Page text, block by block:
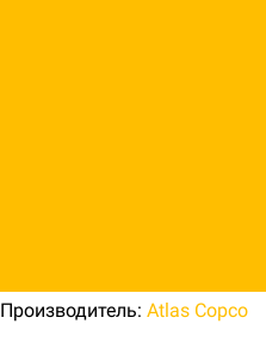
Производитель: Atlas Copco